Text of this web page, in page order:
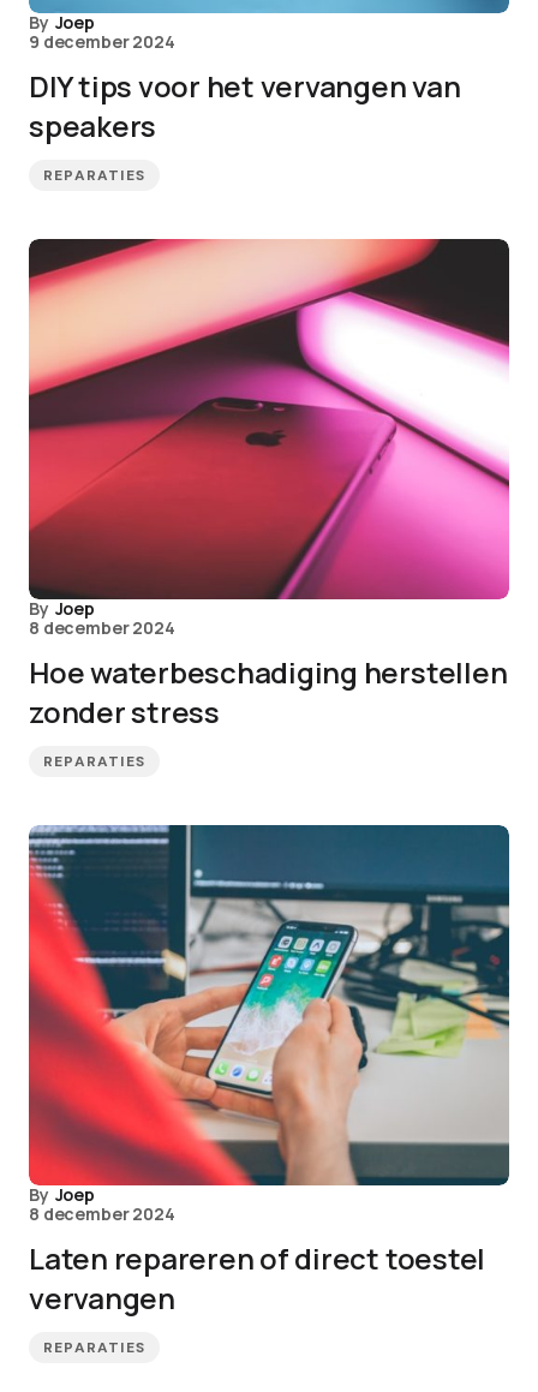
By Joep
9 december 2024
DIY tips voor het vervangen van
speakers
REPARATIES
By Joep
8 december 2024
Hoe waterbeschadiging herstellen
zonder stress
REPARATIES
By Joep
8 december 2024
Laten repareren of direct toestel
vervangen
REPARATIES